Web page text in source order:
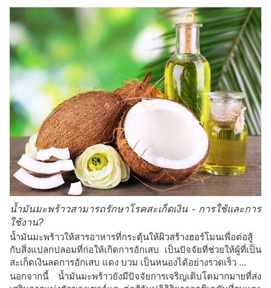
น้ำมันมะพร้าวสามารถรักษาโรคสะเก็ดเงิน - การใช้และการ
ใช้งาน?
น้ำมันมะพร้าวให้สารอาหารที่กระตุ้นให้ผิวสร้างฮอร์โมนเพื่อต่อสู้
กับสิ่งแปลกปลอมที่ก่อให้เกิดการอักเสบ เป็นปัจจัยที่ช่วยให้ผู้ที่เป็น
สะเก็ดเงินลดการอักเสบ แดง บวม เป็นหนองได้อย่างรวดเร็ว ...
นอกจากนี้ น้ำมันมะพร้าวยังมีปัจจัยการเจริญเติบโตมากมายที่ส่ง